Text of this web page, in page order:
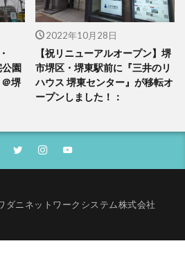
園
堺
2022年10月28日
【祝リニューアルオープン】堺
市堺区・堺東駅前に『三井のリ
ハウス 堺東センター』が移転オ
ープンしました！：
ニネットワークシステム株式会社